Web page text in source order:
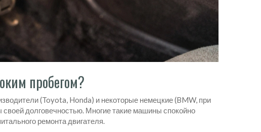
пробегом?
(Toyota, Honda) и некоторые немецкие (BMW, при
долговечностью. Многие такие машины спокойно
ремонта двигателя.